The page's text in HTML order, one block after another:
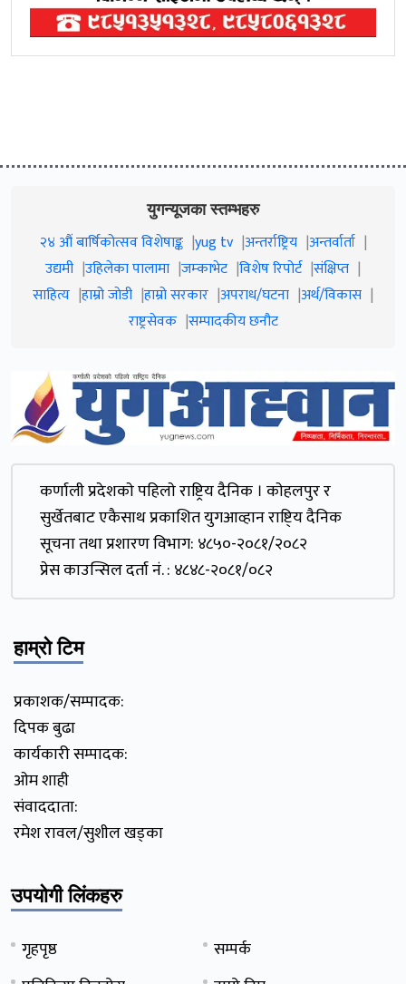
युगन्यूजका स्तम्भहरु
२४ औं बार्षिकोत्सव विशेषाङ्क yug tv अन्तर्राष्ट्रिय अन्तर्वार्ता
उद्यमी उहिलेका पालामा जम्काभेट विशेष रिपोर्ट संक्षिप्त
साहित्य हाम्रो जाेडी हाम्रो सरकार अपराध/घटना अर्थ/विकास
राष्ट्रसेवक सम्पादकीय छनौट
कर्णाली प्रदेशकाे पहिलाे राष्ट्रिय दैनिक । काेहलपुर र
सुर्खेतबाट एकैसाथ प्रकाशित युगआव्हान राष्टि्य दैनिक
सूचना तथा प्रशारण विभाग: ४८५०-२०८१/२०८२
प्रेस काउन्सिल दर्ता नं. : ४८४८-२०८१/०८२
हाम्रो टिम
प्रकाशक/सम्पादक:
दिपक बुढा
कार्यकारी सम्पादक:
ओम शाही
संवाददाता:
रमेश रावल/सुशील खड्का
उपयोगी लिंकहरु
गृहपृष्ठ
सम्पर्क